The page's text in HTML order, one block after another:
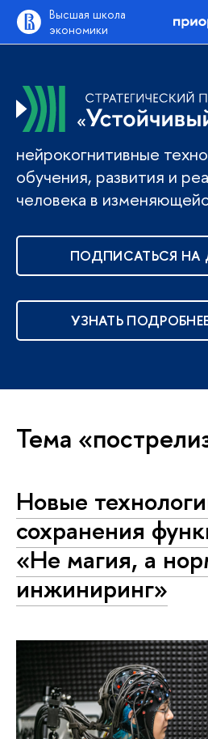
Высшая школа
экономики
нейрокогнитивные
обучения, развития и
человека в
ПОДПИСАТЬСЯ
УЗНАТЬ
Тема
Новые
сохранения
«Не магия, а
инжиниринг»